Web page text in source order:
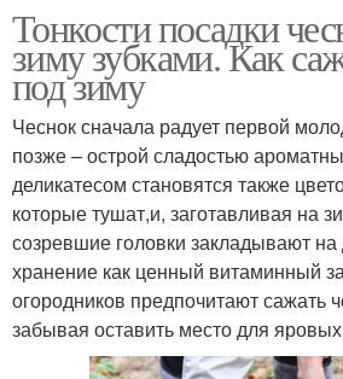
Тонкости посадки
зиму зубками. Как
под зиму
Чеснок сначала радует первой
позже – острой сладостью
деликатесом становятся также
которые тушат,и, заготавливая на
созревшие головки закладывают на
хранение как ценный витаминный
огородников предпочитают сажать
забывая оставить место для